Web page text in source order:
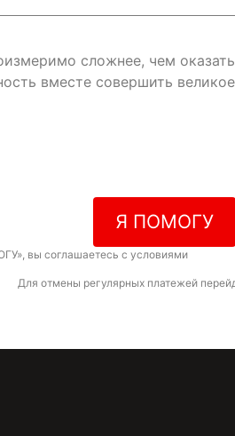
сложнее, чем
вместе совершить
Я ПОМОГУ
вы соглашаетесь с условиями
Для отмены регулярных платежей